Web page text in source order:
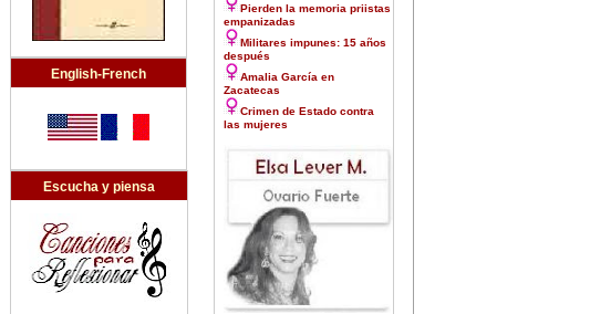
English-French
Escucha y piensa
Pierden la memoria priistas
empanizadas
Militares impunes: 15 años
después
Amalia García en
Zacatecas
Crimen de Estado contra
las mujeres